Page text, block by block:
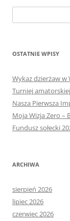
OSTATNIE WPISY
Wykaz dzierżaw w
Turniej
Nasza Pierwsza
Moja Wizja Zero –
Fundusz sołecki
ARCHIWA
sierpień 2026
lipiec 2026
czerwiec 2026